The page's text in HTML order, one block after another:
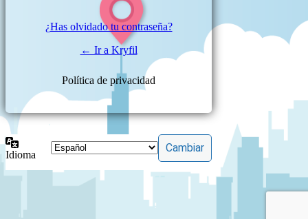
¿Has olvidado tu contraseña?
← Ir a Kryfil
Política de privacidad
Idioma